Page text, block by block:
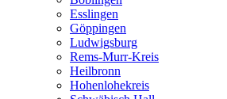
Esslingen
Göppingen
Ludwigsburg
Rems-Murr-Kreis
Heilbronn
Hohenlohekreis